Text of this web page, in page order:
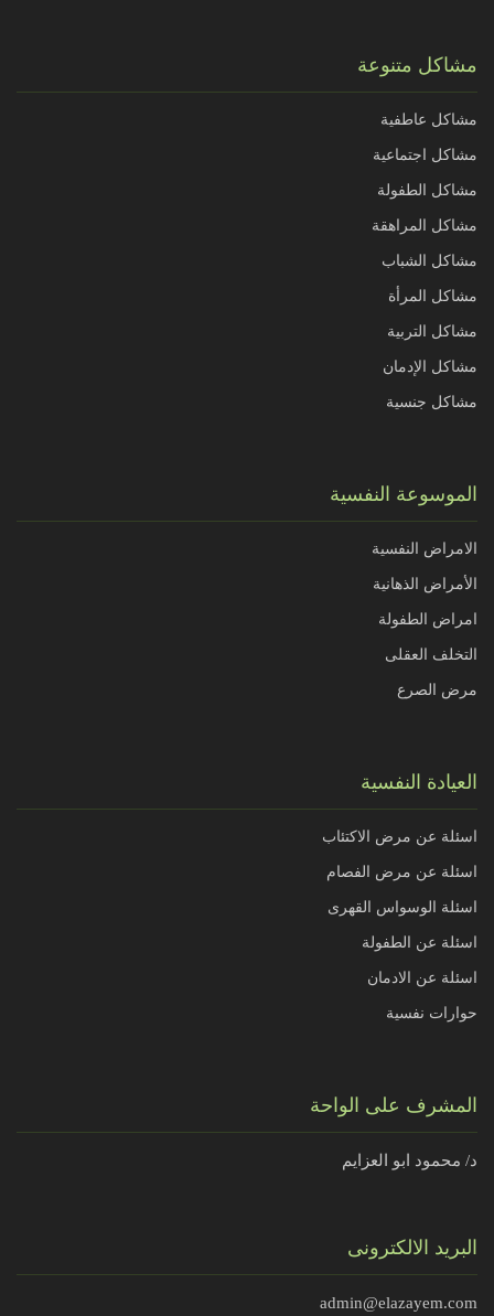
مشاكل متنوعة
مشاكل عاطفية
مشاكل اجتماعية
مشاكل الطفولة
مشاكل المراهقة
مشاكل الشباب
مشاكل المرأة
مشاكل التربية
مشاكل الإدمان
مشاكل جنسية
الموسوعة النفسية
الامراض النفسية
الأمراض الذهانية
امراض الطفولة
التخلف العقلى
مرض الصرع
العيادة النفسية
اسئلة عن مرض الاكتئاب
اسئلة عن مرض الفصام
اسئلة الوسواس القهرى
اسئلة عن الطفولة
اسئلة عن الادمان
حوارات نفسية
المشرف على الواحة
د/ محمود ابو العزايم
البريد الالكترونى
admin@elazayem.com